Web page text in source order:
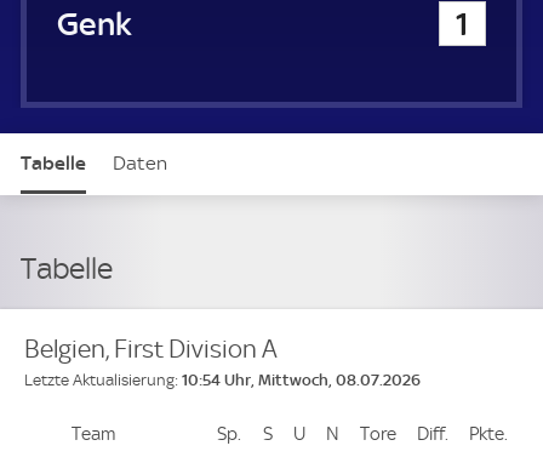
Genk
1
Tabelle Daten
Tabelle
Belgien, First Division A
Letzte Aktualisierung: 10:54 Uhr, Mittwoch, 08.07.2026
PlatzTeam Sp. Spiele
SSiege
U Unentschieden
N Niederlagen
Tore ToreDiff. Differenz
Pkte.